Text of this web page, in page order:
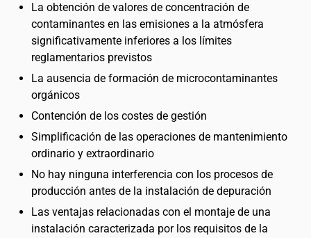
La obtención de valores de concentración de
contaminantes en las emisiones a la atmósfera
significativamente inferiores a los límites
reglamentarios previstos
La ausencia de formación de microcontaminantes
orgánicos
Contención de los costes de gestión
Simplificación de las operaciones de mantenimiento
ordinario y extraordinario
No hay ninguna interferencia con los procesos de
producción antes de la instalación de depuración
Las ventajas relacionadas con el montaje de una
instalación caracterizada por los requisitos de la